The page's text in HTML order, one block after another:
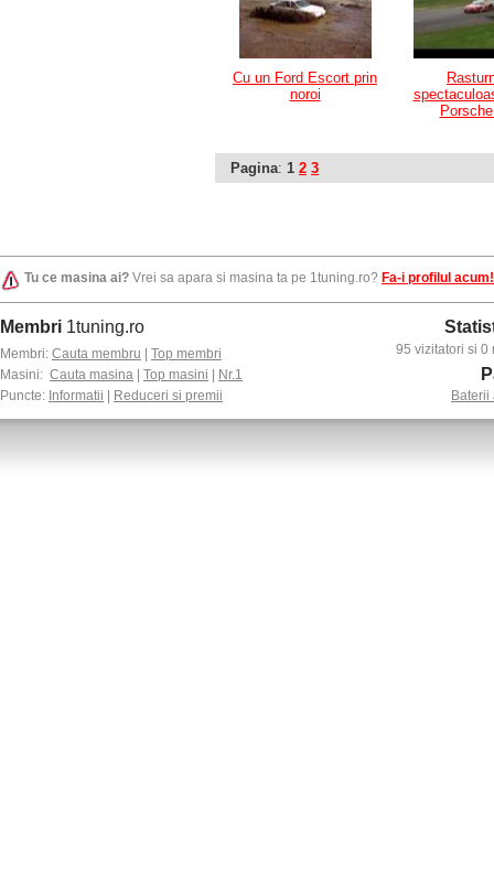
Cu un Ford Escort prin
noroi
Pagina: 1 2 3
Tu ce masina ai? Vrei sa apara si masina ta pe 1tuning.ro? Fa-i profilul acum!
Membri 1tuning.ro
Membri: Cauta membru
Top membri
Masini: Cauta masina Top masini
Nr.1
Puncte: Informatii Reduceri si premii
95 vizitatori si 0